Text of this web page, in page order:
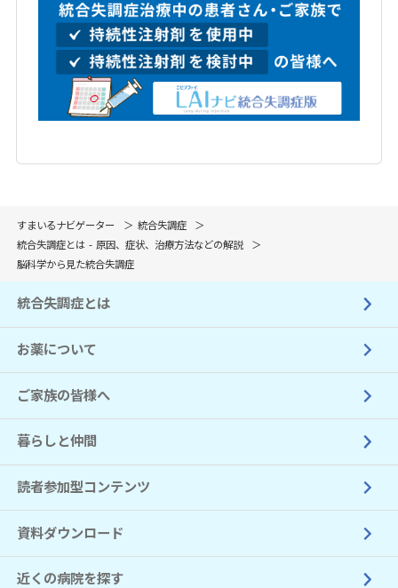
すまいるナビゲーター
統合失調症
統合失調症とは - 原因、症状、治療方法などの解説
脳科学から見た統合失調症
統合失調症とは
お薬について
ご家族の皆様へ
暮らしと仲間
読者参加型コンテンツ
資料ダウンロード
近くの病院を探す